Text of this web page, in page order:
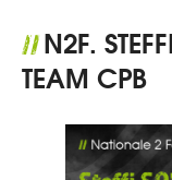
//N2F.
TEAM CPB